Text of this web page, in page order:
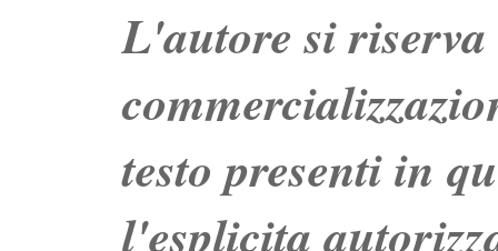
L'autore si
testo presenti in
l'esplicita